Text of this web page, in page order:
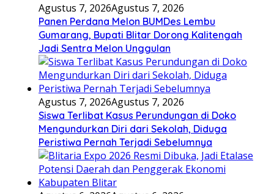
Agustus 7, 2026Agustus 7, 2026
Panen Perdana Melon BUMDes Lembu
Gumarang, Bupati Blitar Dorong Kalitengah
Jadi Sentra Melon Unggulan
Agustus 7, 2026Agustus 7, 2026
Siswa Terlibat Kasus Perundungan di Doko
Mengundurkan Diri dari Sekolah, Diduga
Peristiwa Pernah Terjadi Sebelumnya